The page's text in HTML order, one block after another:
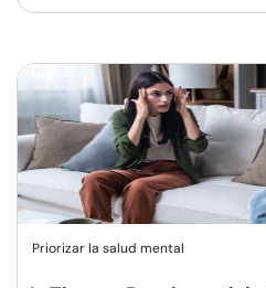
Priorizar la salud mental